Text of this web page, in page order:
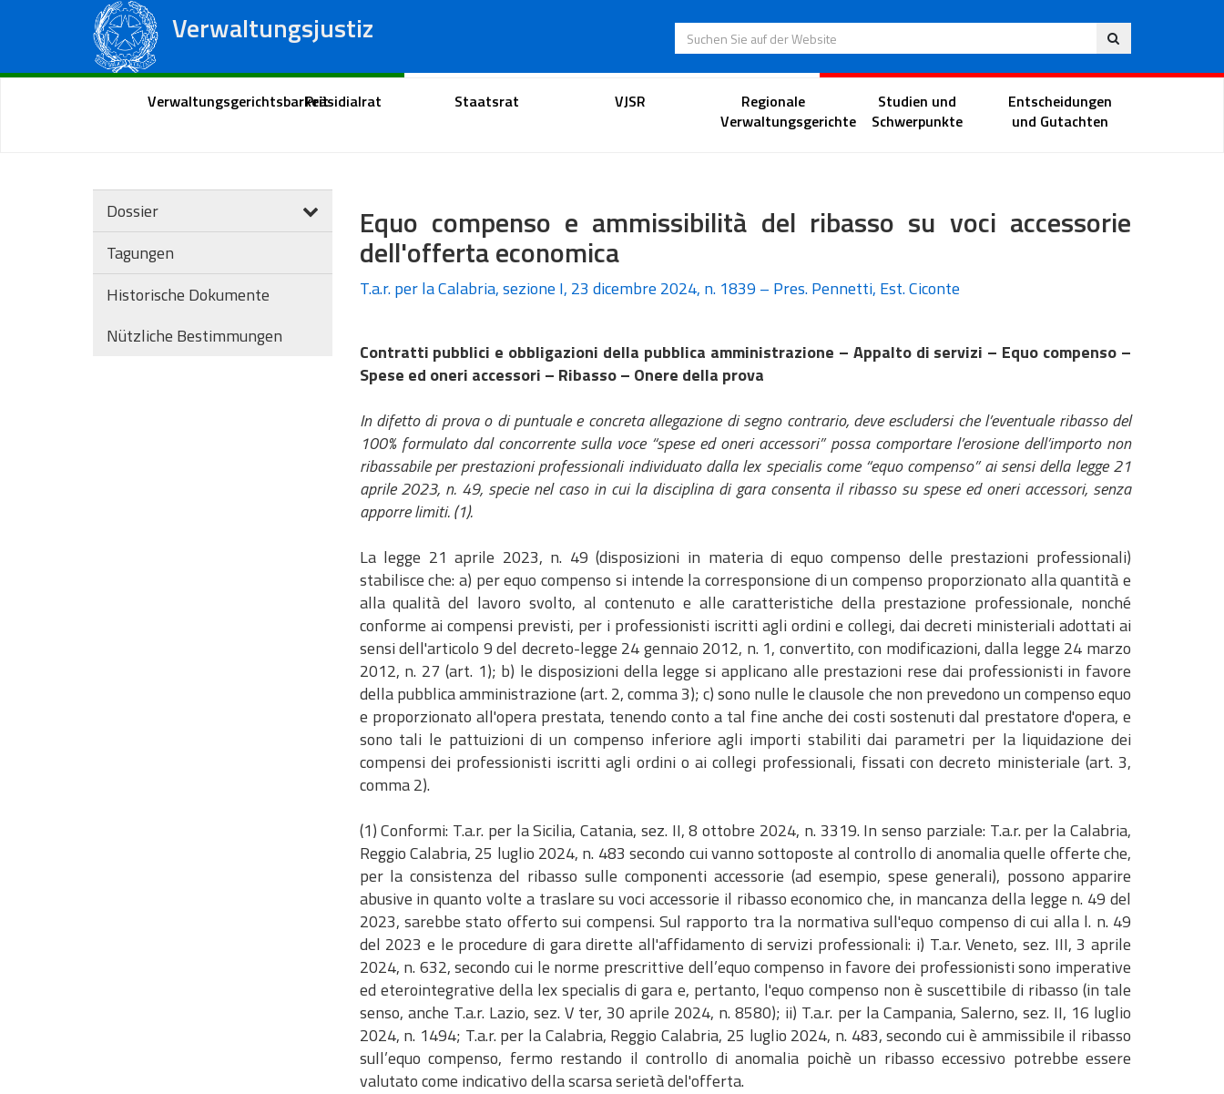
Verwaltungsjustiz
Regionale Verwaltungsgerichte
Deu
Suchen Sie auf der Website
Portal des Bürgers Anwaltsportal Richterportal
VerwaltungsgerichtsbarkeitPräsidialrat Staatsrat VJSR
Regionale
Verwaltungsgerichte
Studien und
Schwerpunkte
Entscheidungen
und Gutachten
Dossier
Tagungen
Historische Dokumente
Nützliche Bestimmungen
Equo compenso e ammissibilità del ribasso su voci accessorie
dell'offerta economica
T.a.r. per la Calabria, sezione I, 23 dicembre 2024, n. 1839 – Pres. Pennetti, Est. Ciconte
Contratti pubblici e obbligazioni della pubblica amministrazione – Appalto di servizi – Equo compenso –
Spese ed oneri accessori – Ribasso – Onere della prova
In difetto di prova o di puntuale e concreta allegazione di segno contrario, deve escludersi che l’eventuale ribasso del
100% formulato dal concorrente sulla voce “spese ed oneri accessori” possa comportare l’erosione dell’importo non
ribassabile per prestazioni professionali individuato dalla lex specialis come “equo compenso” ai sensi della legge 21
aprile 2023, n. 49, specie nel caso in cui la disciplina di gara consenta il ribasso su spese ed oneri accessori, senza
apporre limiti. (1).
La legge 21 aprile 2023, n. 49 (disposizioni in materia di equo compenso delle prestazioni professionali)
stabilisce che: a) per equo compenso si intende la corresponsione di un compenso proporzionato alla quantità e
alla qualità del lavoro svolto, al contenuto e alle caratteristiche della prestazione professionale, nonché
conforme ai compensi previsti, per i professionisti iscritti agli ordini e collegi, dai decreti ministeriali adottati ai
sensi dell'articolo 9 del decreto-legge 24 gennaio 2012, n. 1, convertito, con modificazioni, dalla legge 24 marzo
2012, n. 27 (art. 1); b) le disposizioni della legge si applicano alle prestazioni rese dai professionisti in favore
della pubblica amministrazione (art. 2, comma 3); c) sono nulle le clausole che non prevedono un compenso equo
e proporzionato all'opera prestata, tenendo conto a tal fine anche dei costi sostenuti dal prestatore d'opera, e
sono tali le pattuizioni di un compenso inferiore agli importi stabiliti dai parametri per la liquidazione dei
compensi dei professionisti iscritti agli ordini o ai collegi professionali, fissati con decreto ministeriale (art. 3,
comma 2).
(1) Conformi: T.a.r. per la Sicilia, Catania, sez. II, 8 ottobre 2024, n. 3319. In senso parziale: T.a.r. per la Calabria,
Reggio Calabria, 25 luglio 2024, n. 483 secondo cui vanno sottoposte al controllo di anomalia quelle offerte che,
per la consistenza del ribasso sulle componenti accessorie (ad esempio, spese generali), possono apparire
abusive in quanto volte a traslare su voci accessorie il ribasso economico che, in mancanza della legge n. 49 del
2023, sarebbe stato offerto sui compensi. Sul rapporto tra la normativa sull'equo compenso di cui alla l. n. 49
del 2023 e le procedure di gara dirette all'affidamento di servizi professionali: i) T.a.r. Veneto, sez. III, 3 aprile
2024, n. 632, secondo cui le norme prescrittive dell’equo compenso in favore dei professionisti sono imperative
ed eterointegrative della lex specialis di gara e, pertanto, l'equo compenso non è suscettibile di ribasso (in tale
senso, anche T.a.r. Lazio, sez. V ter, 30 aprile 2024, n. 8580); ii) T.a.r. per la Campania, Salerno, sez. II, 16 luglio
2024, n. 1494; T.a.r. per la Calabria, Reggio Calabria, 25 luglio 2024, n. 483, secondo cui è ammissibile il ribasso
sull’equo compenso, fermo restando il controllo di anomalia poichè un ribasso eccessivo potrebbe essere
valutato come indicativo della scarsa serietà del'offerta.